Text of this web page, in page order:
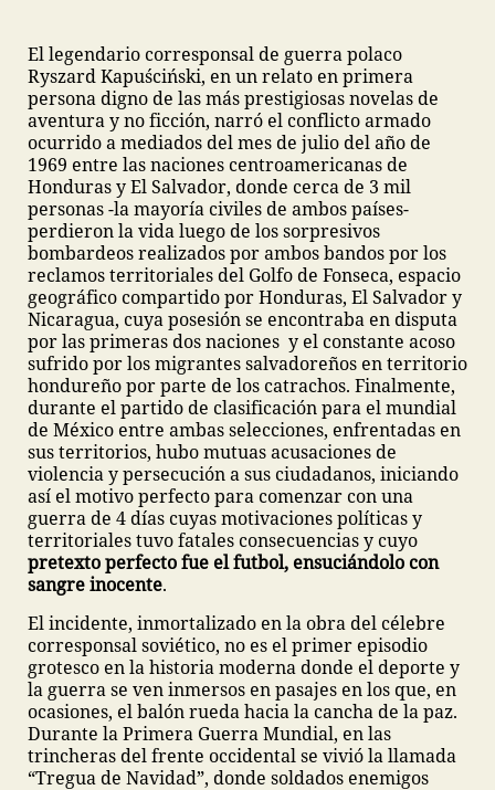
El legendario corresponsal de guerra polaco
Ryszard Kapuściński, en un relato en primera
persona digno de las más prestigiosas novelas de
aventura y no ficción, narró el conflicto armado
ocurrido a mediados del mes de julio del año de
1969 entre las naciones centroamericanas de
Honduras y El Salvador, donde cerca de 3 mil
personas -la mayoría civiles de ambos países-
perdieron la vida luego de los sorpresivos
bombardeos realizados por ambos bandos por los
reclamos territoriales del Golfo de Fonseca, espacio
geográfico compartido por Honduras, El Salvador y
Nicaragua, cuya posesión se encontraba en disputa
por las primeras dos naciones y el constante acoso
sufrido por los migrantes salvadoreños en territorio
hondureño por parte de los catrachos. Finalmente,
durante el partido de clasificación para el mundial
de México entre ambas selecciones, enfrentadas en
sus territorios, hubo mutuas acusaciones de
violencia y persecución a sus ciudadanos, iniciando
así el motivo perfecto para comenzar con una
guerra de 4 días cuyas motivaciones políticas y
territoriales tuvo fatales consecuencias y cuyo
pretexto perfecto fue el futbol, ensuciándolo con
sangre inocente.
El incidente, inmortalizado en la obra del célebre
corresponsal soviético, no es el primer episodio
grotesco en la historia moderna donde el deporte y
la guerra se ven inmersos en pasajes en los que, en
ocasiones, el balón rueda hacia la cancha de la paz.
Durante la Primera Guerra Mundial, en las
trincheras del frente occidental se vivió la llamada
“Tregua de Navidad”, donde soldados enemigos